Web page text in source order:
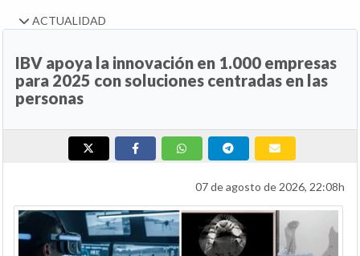
ACTUALIDAD
IBV apoya la innovación en 1.000 empresas
para 2025 con soluciones centradas en las
personas
07 de agosto de 2026, 22:08h